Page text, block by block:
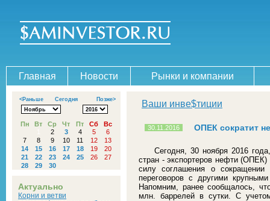
Главная Новости Рынки и компании
<Раньше Сегодня Позже>
Пн Вт Ср Чт Пт Сб
Вс
2 3 4 5
6
7
8 9 10 11 12
13
14
15 16 17 18 19
20
21
22 23 24 25 26
27
28
29 30
Актуально
Корни и ветви
Ваши инве$тиции
30.11.2016 ОПЕК сократит
Сегодня, 30 ноября 2016
стран - экспортеров нефти (ОПЕК)
силу соглашения о сокращении
переговоров с другими
Напомним, ранее сообщалось,
млн. баррелей в сутки. С